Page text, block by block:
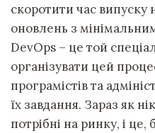
скоротити час випуску
оновлень з
DevOps – це той
організувати цей
програмістів та
їх завдання. Зараз як
потрібні на ринку, і